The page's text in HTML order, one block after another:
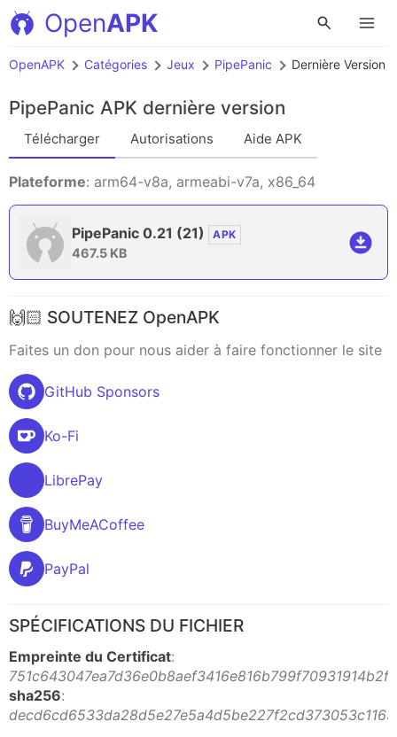
OpenAPK
OpenAPK Catégories Jeux PipePanic Dernière Version
PipePanic APK dernière version
Télécharger Autorisations Aide APK
Plateforme: arm64-v8a, armeabi-v7a, x86_64
PipePanic 0.21 (21) APK
467.5 KB
🙌🏻 SOUTENEZ OpenAPK
Faites un don pour nous aider à faire fonctionner le site
GitHub Sponsors
Ko-Fi
LibrePay
BuyMeACoffee
PayPal
SPÉCIFICATIONS DU FICHIER
Empreinte du Certificat:
sha256: